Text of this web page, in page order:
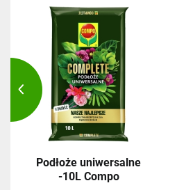
Podłoże uniwersalne
-10L Compo